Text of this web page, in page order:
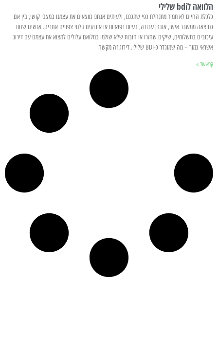
הלוואה לbdi שלילי
כלכלת החיים לא תמיד מתנהלת כפי שתכננו, ולעיתים אנחנו מוצאים את עצמנו במצבי קושי, בין אם
כתוצאה ממשבר אישי, אובדן עבודה, בעיות רפואיות או אירועים בלתי צפויים אחרים. אנשים שחוו
עיכובים בתשלומים, שיקים שחזרו או חובות שלא שולמו במלואם עלולים למצוא את עצמם עם דירוג
אשראי נמוך – מה שמוגדר כ-BDI שלילי. דירוג זה מקשה
קרא עוד »